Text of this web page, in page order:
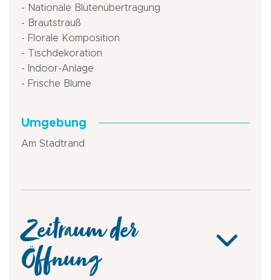
- Nationale Blütenübertragung
- Brautstrauß
- Florale Komposition
- Tischdekoration
- Indoor-Anlage
- Frische Blume
Umgebung
Am Stadtrand
Zeitraum der
Öffnung